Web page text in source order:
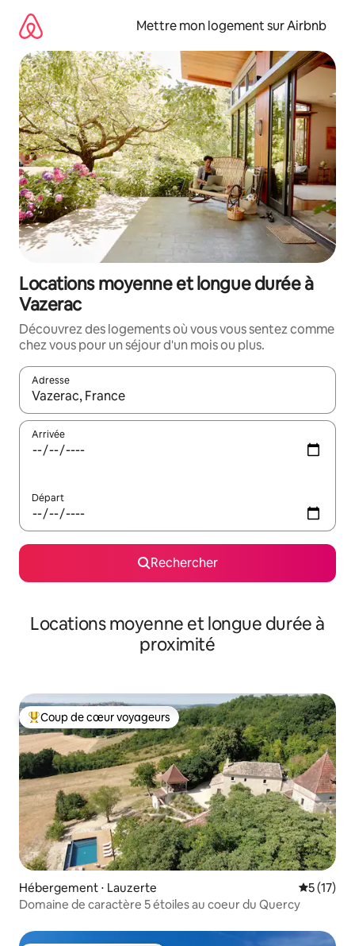
directement
contenu
Mettre mon logement sur Airbnb
Locations moyenne et longue durée à
Vazerac
Découvrez des logements où vous vous sentez comme
chez vous pour un séjour d'un mois ou plus.
Adresse
Lorsque les résultats s'affichent, utilisez les flèches vers le
Arrivée
Départ
Rechercher
Locations moyenne et longue durée à
proximité
Coups de cœur voyageurs les plus appréciés
Coup de cœur voyageurs
Hébergement ⋅ Lauzerte
5 (17)
Domaine de caractère 5 étoiles au coeur du Quercy